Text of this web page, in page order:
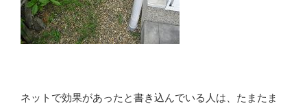
ネットで効果があったと書き込んでいる人は、たまたま